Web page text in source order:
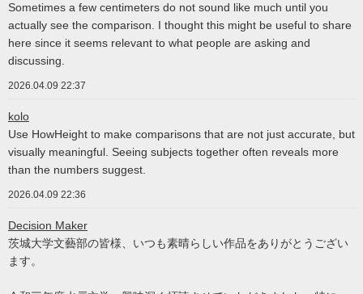
Sometimes a few centimeters do not sound like much until you
actually see the comparison. I thought this might be useful to share
here since it seems relevant to what people are asking and
discussing.
2026.04.09 22:37
kolo
Use HowHeight to make comparisons that are not just accurate, but
visually meaningful. Seeing subjects together often reveals more
than the numbers suggest.
2026.04.09 22:36
Decision Maker
茨城大学文藝部の皆様、いつも素晴らしい作品をありがとうござい
ます。